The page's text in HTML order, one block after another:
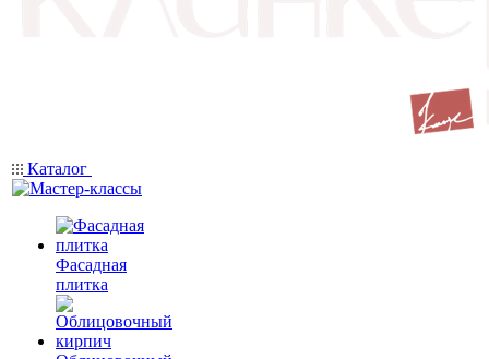
Каталог
Фасадная
плитка